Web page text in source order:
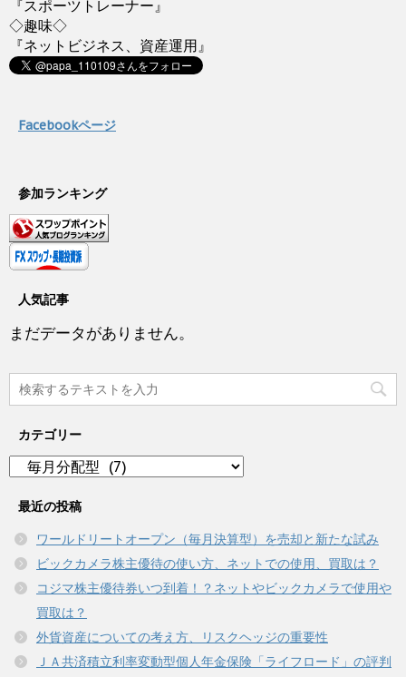
『スポーツトレーナー』
◇趣味◇
『ネットビジネス、資産運用』
Facebookページ
参加ランキング
人気記事
まだデータがありません。
カテゴリー
ゴ
ー
最近の投稿
ワールドリートオープン（毎月決算型）を売却と新たな試み
ビックカメラ株主優待の使い方、ネットでの使用、買取は？
コジマ株主優待券いつ到着！？ネットやビックカメラで使用や
買取は？
外貨資産についての考え方、リスクヘッジの重要性
ＪＡ共済積立利率変動型個人年金保険「ライフロード」の評判